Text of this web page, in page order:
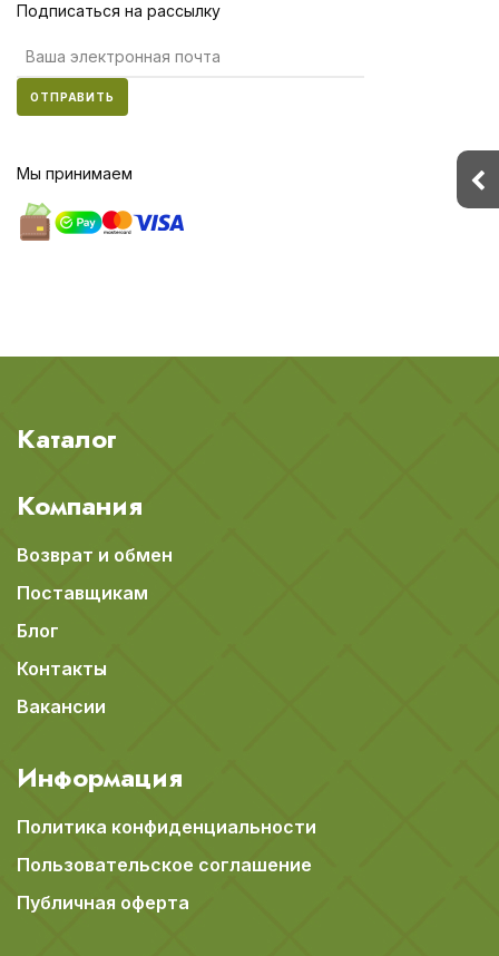
Подписаться на рассылку
ОТПРАВИТЬ
Мы принимаем
Каталог
Компания
Возврат и обмен
Поставщикам
Блог
Контакты
Вакансии
Информация
Политика конфиденциальности
Пользовательское соглашение
Публичная оферта